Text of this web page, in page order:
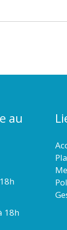
au
18h